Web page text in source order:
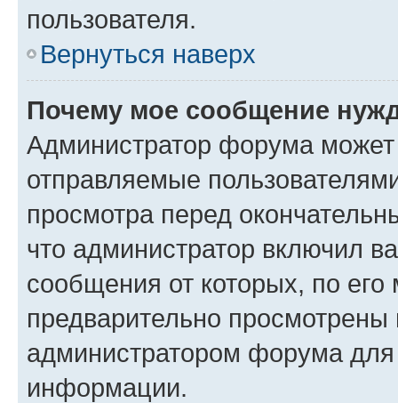
пользователя.
Вернуться наверх
Почему мое сообщение
Администратор форума
отправляемые
просмотра перед
что администратор включил
сообщения от которых, по
предварительно
администратором форума
информации.